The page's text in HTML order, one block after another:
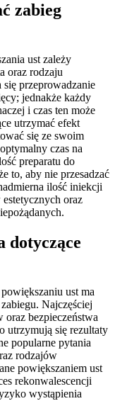
zabieg
ust zależy
oraz rodzaju
się przeprowadzanie
jednakże każdy
i czas ten może
utrzymać efekt
się ze swoim
czas na
preparatu do
to, aby nie przesadzać
ilość iniekcji
oraz
dotyczące
ust ma
Najczęściej
oraz bezpieczeństwa
utrzymują się rezultaty
popularne pytania
rodzajów
powiększaniem ust
rekonwalescencji
wystąpienia